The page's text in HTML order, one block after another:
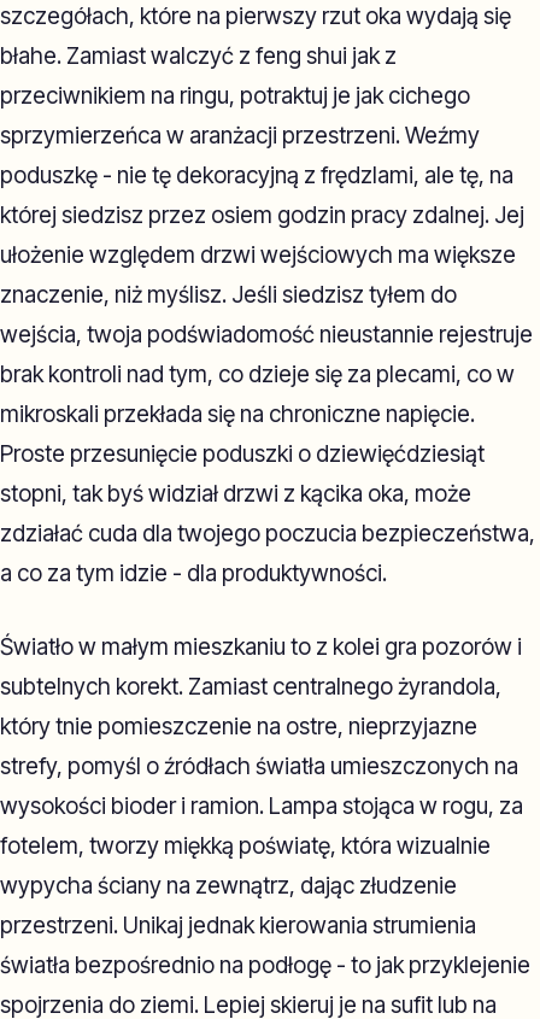
szczegółach, które na pierwszy rzut oka wydają się
błahe. Zamiast walczyć z feng shui jak z
przeciwnikiem na ringu, potraktuj je jak cichego
sprzymierzeńca w aranżacji przestrzeni. Weźmy
poduszkę - nie tę dekoracyjną z frędzlami, ale tę, na
której siedzisz przez osiem godzin pracy zdalnej. Jej
ułożenie względem drzwi wejściowych ma większe
znaczenie, niż myślisz. Jeśli siedzisz tyłem do
wejścia, twoja podświadomość nieustannie rejestruje
brak kontroli nad tym, co dzieje się za plecami, co w
mikroskali przekłada się na chroniczne napięcie.
Proste przesunięcie poduszki o dziewięćdziesiąt
stopni, tak byś widział drzwi z kącika oka, może
zdziałać cuda dla twojego poczucia bezpieczeństwa,
a co za tym idzie - dla produktywności.
Światło w małym mieszkaniu to z kolei gra pozorów i
subtelnych korekt. Zamiast centralnego żyrandola,
który tnie pomieszczenie na ostre, nieprzyjazne
strefy, pomyśl o źródłach światła umieszczonych na
wysokości bioder i ramion. Lampa stojąca w rogu, za
fotelem, tworzy miękką poświatę, która wizualnie
wypycha ściany na zewnątrz, dając złudzenie
przestrzeni. Unikaj jednak kierowania strumienia
światła bezpośrednio na podłogę - to jak przyklejenie
spojrzenia do ziemi. Lepiej skieruj je na sufit lub na